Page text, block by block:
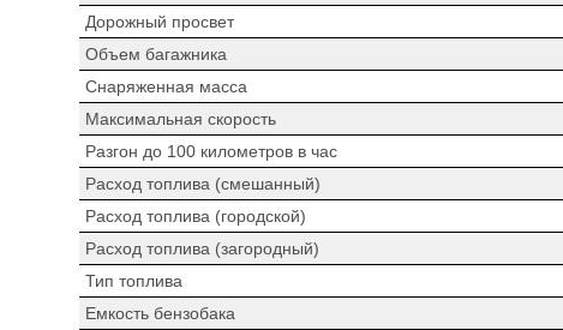
Дорожный просвет
Объем багажника
Снаряженная масса
Максимальная скорость
Разгон до 100 километров в час
Расход топлива (смешанный)
Расход топлива (городской)
Расход топлива (загородный)
Тип топлива
Емкость бензобака